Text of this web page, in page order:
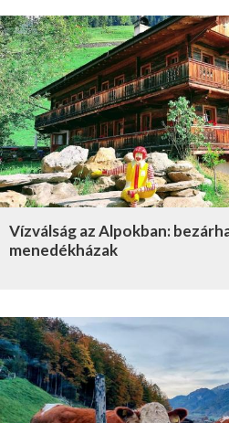
Vízválság az Alpokban:
menedékházak